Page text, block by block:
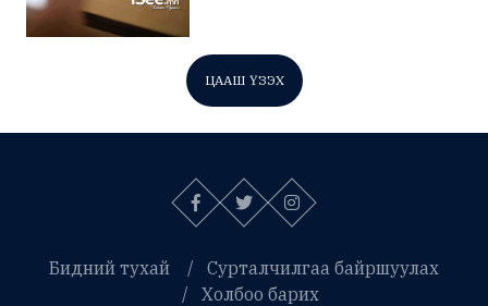
ЦААШ ҮЗЭХ
Бидний тухай
Сурталчилгаа байршуулах
Холбоо барих